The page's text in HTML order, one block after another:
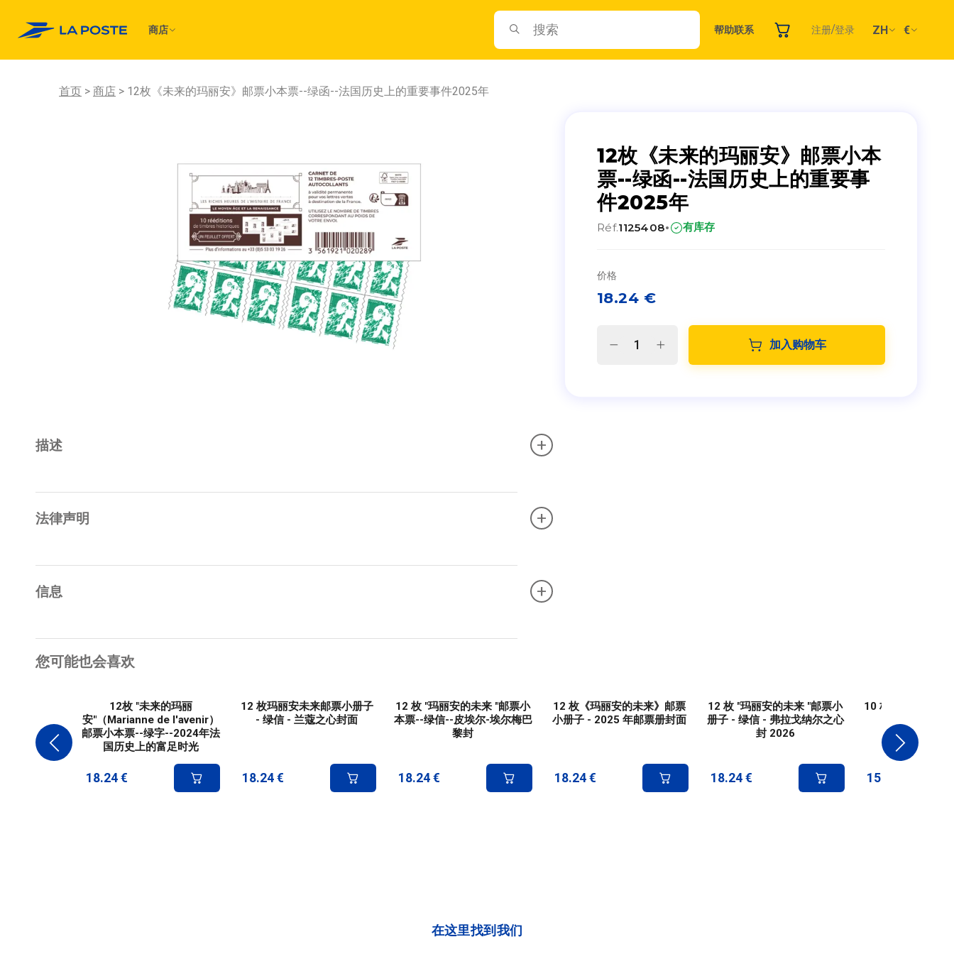
商店 帮助联系 注册/登录 ZH €
首页 商店 12枚《未来的玛丽安》邮票小本票--绿函--法国历史上的重要事件2025年
12枚《未来的玛丽安》邮票小本
票--绿函--法国历史上的重要事
件2025年
Réf.1125408· 有库存
价格
18.24 €
加入购物车
描述 +
法律声明 +
信息 +
您可能也会喜欢
12枚 "未来的玛丽
安"（Marianne de l'avenir）
邮票小本票--绿字--2024年法
国历史上的富足时光
18.24 €
12 枚玛丽安未来邮票小册子
- 绿信 - 兰蔻之心封面
18.24 €
12 枚 "玛丽安的未来 "邮票小
本票--绿信--皮埃尔-埃尔梅巴
黎封
18.24 €
12 枚《玛丽安的未来》邮票
小册子 - 2025 年邮票册封面
18.24 €
12 枚 "玛丽安的未来 "邮票小
册子 - 绿信 - 弗拉戈纳尔之心
封 2026
18.24 €
10 枚 "玛丽安的未
15.20
在这里找到我们